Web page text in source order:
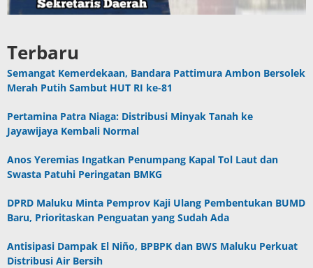
Terbaru
Semangat Kemerdekaan, Bandara Pattimura Ambon Bersolek
Merah Putih Sambut HUT RI ke-81
Pertamina Patra Niaga: Distribusi Minyak Tanah ke
Jayawijaya Kembali Normal
Anos Yeremias Ingatkan Penumpang Kapal Tol Laut dan
Swasta Patuhi Peringatan BMKG
DPRD Maluku Minta Pemprov Kaji Ulang Pembentukan BUMD
Baru, Prioritaskan Penguatan yang Sudah Ada
Antisipasi Dampak El Niño, BPBPK dan BWS Maluku Perkuat
Distribusi Air Bersih